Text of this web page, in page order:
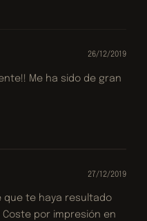
26/12/2019
Me ha sido de gran
27/12/2019
que te haya resultado
por impresión en